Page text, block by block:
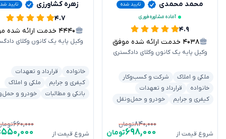
محمد محمدی
تایید شده
آماده مشاوره فوری
۴.۹
۴۰۳۸ خدمت ارائه شده موفق
وکیل پایه یک کانون وکلای دادگستری
ملکی و املاک
شرکت و کسب‌وکار
خانواده
قرارداد و تعهدات
کیفری و جرایم
خودرو و حمل‌ونقل
شروع قیمت از
۸۴۰,۰۰۰تومان
۶۹۸,۰۰۰تومان
زهره کشاورزی تایید
۴.۷
۴۴۴۰ خدمت ارائه شده موفق
وکیل پایه یک کانون وکلای
خانواده
قرارداد و تعهدات
کیفری و جرایم
ملکی و املاک
بانکی و مطالبات
خودرو و
شروع قیمت از
۶۶۰,۰۰۰
۵۵۰,۰۰۰